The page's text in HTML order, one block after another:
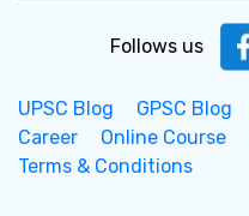
Follows us
UPSC Blog GPSC Blog
Career
Online Course
Terms & Conditions